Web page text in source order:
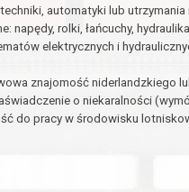
automatyki lub utrzymania
napędy, rolki, łańcuchy,
elektrycznych i
znajomość niderlandzkiego
o niekaralności
do pracy w środowisku